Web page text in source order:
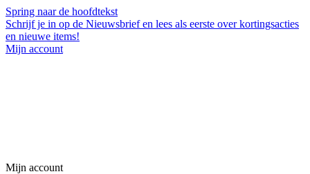
Spring naar de hoofdtekst
Schrijf je in op de Nieuwsbrief en lees als eerste over kortingsacties
en nieuwe items!
Mijn account
Mijn account